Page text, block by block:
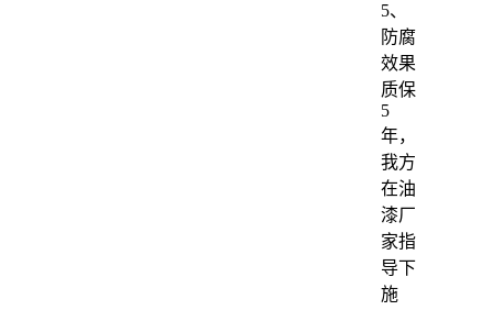
5、
防腐
效果
质保
5
年，
我方
在油
漆厂
家指
导下
施